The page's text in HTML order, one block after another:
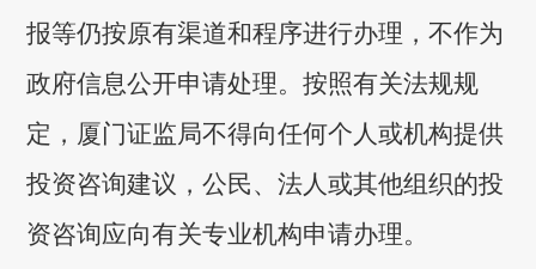
报等仍按原有渠道和程序进行办理，不作为
政府信息公开申请处理。按照有关法规规
定，厦门证监局不得向任何个人或机构提供
投资咨询建议，公民、法人或其他组织的投
资咨询应向有关专业机构申请办理。